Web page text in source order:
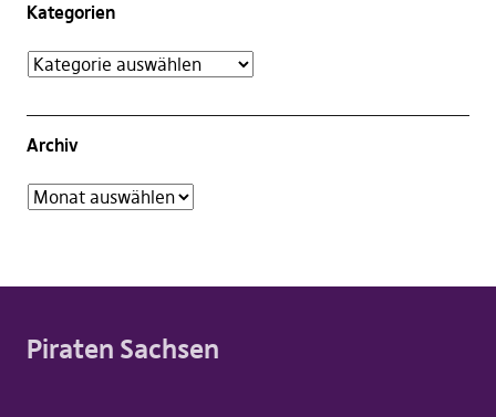
Kategorien
Archiv
Piraten Sachsen